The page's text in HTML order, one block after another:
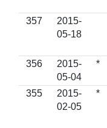
357
2015-
05-18
356
2015-
05-04
*
355
2015-
02-05
*